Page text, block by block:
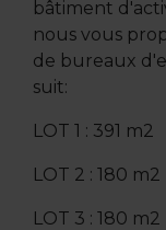
bâtiment
nous vous
de bureaux
suit:
LOT 1 : 391 m2
LOT 2 : 180 m2
LOT 3 : 180 m2